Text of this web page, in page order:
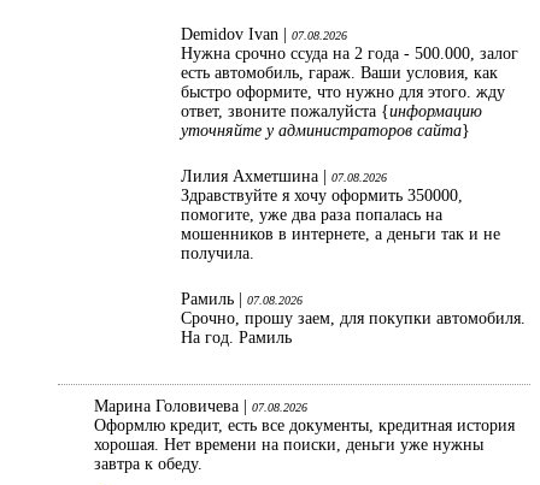
Demidov Ivan | 07.08.2026
Нужна срочно ссуда на 2 года - 500.000, залог
есть автомобиль, гараж. Ваши условия, как
быстро оформите, что нужно для этого. жду
ответ, звоните пожалуйста {информацию
уточняйте у администраторов сайта}
Лилия Ахметшина | 07.08.2026
Здравствуйте я хочу оформить 350000,
помогите, уже два раза попалась на
мошенников в интернете, а деньги так и не
получила.
Рамиль | 07.08.2026
Срочно, прошу заем, для покупки автомобиля.
На год. Рамиль
Марина Головичева | 07.08.2026
Оформлю кредит, есть все документы, кредитная история
хорошая. Нет времени на поиски, деньги уже нужны
завтра к обеду.